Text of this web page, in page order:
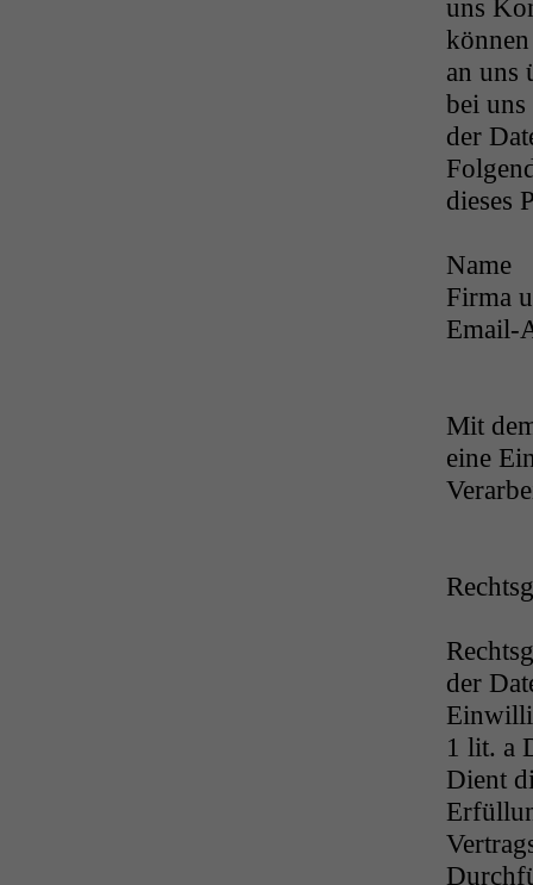
uns
an uns
bei uns
der
dieses
Name
Firma
Email-
Mit
eine
der
1 lit. a
Dient